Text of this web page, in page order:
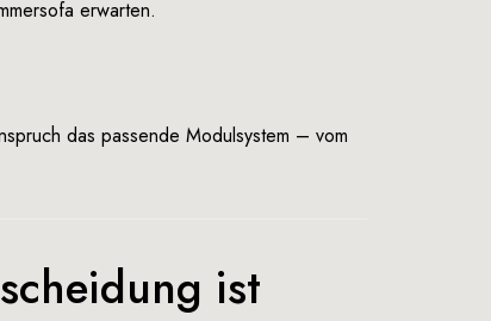
erwarten.
das passende Modulsystem – vom
ist